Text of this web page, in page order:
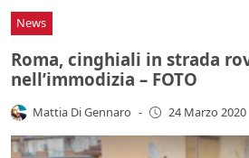
News
Roma, cinghiali in strada
nell’immodizia – FOTO
Mattia Di Gennaro - 24 Marzo 2020